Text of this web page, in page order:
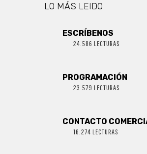
LO MÁS LEIDO
ESCRÍBENOS
24.586 LECTURAS
PROGRAMACIÓN
23.579 LECTURAS
CONTACTO
16.274 LECTURAS